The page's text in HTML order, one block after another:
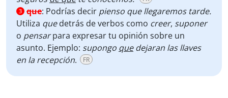
3 que: Podrías decir pienso que llegaremos tarde.
Utiliza quedetrás de verbos como creer, suponer
o pensarpara expresar tu opinión sobre un
asunto. Ejemplo: supongo quedejaran las llaves
en la recepción. FR